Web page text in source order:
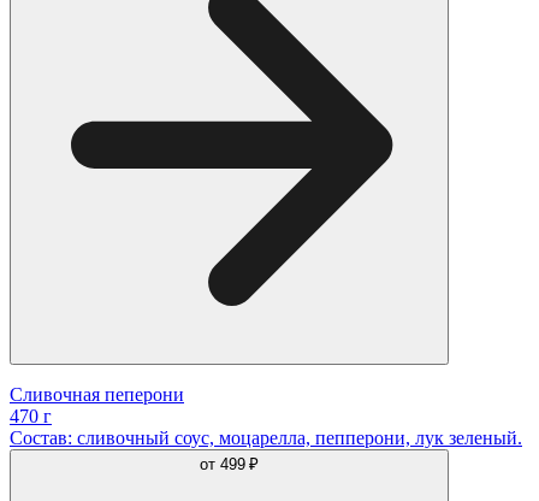
Сливочная пеперони
470 г
Состав: сливочный соус, моцарелла, пепперони, лук зеленый.
от 499 ₽